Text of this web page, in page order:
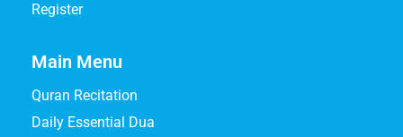
Register
Main Menu
Quran Recitation
Daily Essential Dua